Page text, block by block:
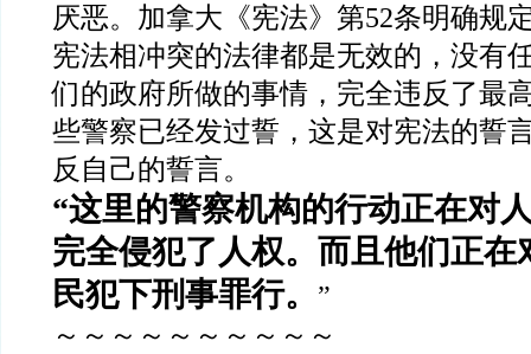
厌恶。加拿大《宪法》第52条明确规
宪法相冲突的法律都是无效的，没有
们的政府所做的事情，完全违反了最
些警察已经发过誓，这是对宪法的誓
反自己的誓言。
“这里的警察机构的行动正在对
完全侵犯了人权。而且他们正在
民犯下刑事罪行。
”
～～～～～～～～～～